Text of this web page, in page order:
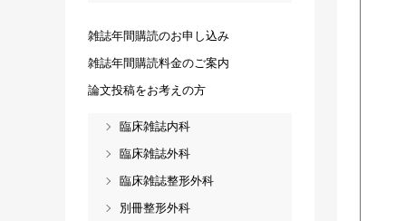
雑誌年間購読のお申し込み
雑誌年間購読料金のご案内
論文投稿をお考えの方
臨床雑誌内科
臨床雑誌外科
臨床雑誌整形外科
別冊整形外科